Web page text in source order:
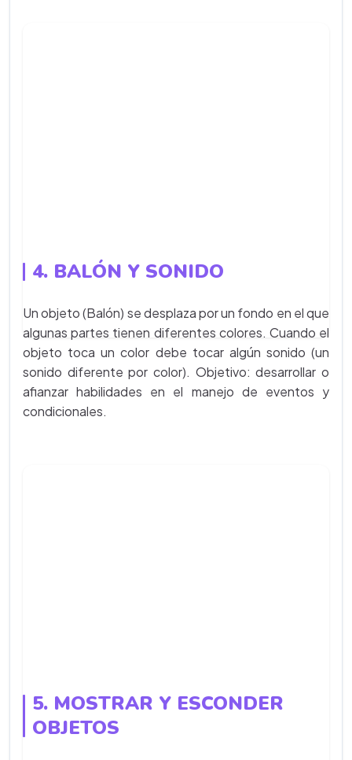
4. BALÓN Y SONIDO
Un objeto (Balón) se desplaza por un fondo en el que
algunas partes tienen diferentes colores. Cuando el
objeto toca un color debe tocar algún sonido (un
sonido diferente por color). Objetivo: desarrollar o
afianzar habilidades en el manejo de eventos y
condicionales.
5. MOSTRAR Y ESCONDER
OBJETOS